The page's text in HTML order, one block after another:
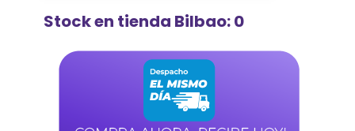
Stock en tienda Bilbao: 0